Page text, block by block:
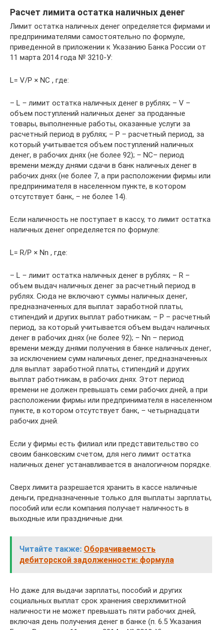
Расчет лимита остатка наличных денег
Лимит остатка наличных денег определяется фирмами и
предпринимателями самостоятельно по формуле,
приведенной в приложении к Указанию Банка России от
11 марта 2014 года № 3210-У:
L= V/P × NC , где:
– L – лимит остатка наличных денег в рублях; – V –
объем поступлений наличных денег за проданные
товары, выполненные работы, оказанные услуги за
расчетный период в рублях; – Р – расчетный период, за
который учитывается объем поступлений наличных
денег, в рабочих днях (не более 92); – NC– период
времени между днями сдачи в банк наличных денег в
рабочих днях (не более 7, а при расположении фирмы или
предпринимателя в населенном пункте, в котором
отсутствует банк, – не более 14).
Если наличность не поступает в кассу, то лимит остатка
наличных денег определяется по формуле:
L= R/P × Nn , где:
– L – лимит остатка наличных денег в рублях; – R –
объем выдач наличных денег за расчетный период в
рублях. Сюда не включают суммы наличных денег,
предназначенных для выплат заработной платы,
стипендий и других выплат работникам; – Р – расчетный
период, за который учитывается объем выдач наличных
денег в рабочих днях (не более 92); – Nn – период
времени между днями получения в банке наличных денег,
за исключением сумм наличных денег, предназначенных
для выплат заработной платы, стипендий и других
выплат работникам, в рабочих днях. Этот период
времени не должен превышать семи рабочих дней, а при
расположении фирмы или предпринимателя в населенном
пункте, в котором отсутствует банк, – четырнадцати
рабочих дней.
Если у фирмы есть филиал или представительство со
своим банковским счетом, для него лимит остатка
наличных денег устанавливается в аналогичном порядке.
Сверх лимита разрешается хранить в кассе налич­ные
деньги, предназначенные только для выплаты зарплаты,
пособий или если компания получает наличность в
выходные или праздничные дни.
Читайте также: Оборачиваемость
дебиторской задолженности: формула
Но даже для выдачи зарплаты, пособий и других
социальных выплат срок хранения сверхлимитной
наличности не может превышать пяти рабочих дней,
включая день получения денег в банке (п. 6.5 Указания